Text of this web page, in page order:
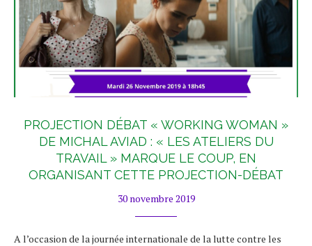
PROJECTION DÉBAT « WORKING WOMAN »
DE MICHAL AVIAD : « LES ATELIERS DU
TRAVAIL » MARQUE LE COUP, EN
ORGANISANT CETTE PROJECTION-DÉBAT
30 novembre 2019
A l’occasion de la journée internationale de la lutte contre les